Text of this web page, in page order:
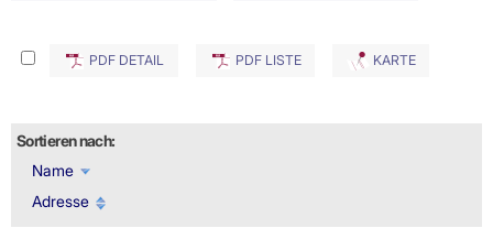
PDF DETAIL PDF LISTE KARTE
Sortieren nach:
Name
Adresse